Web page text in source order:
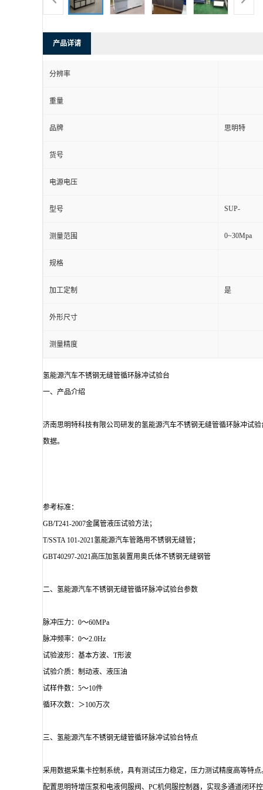
产品详请
分辨率
重量
品牌 思明特
货号
电源电压
型号 SUP-
测量范围 0~30Mpa
规格
加工定制 是
外形尺寸
测量精度
氢能源汽车不锈钢无缝管循环脉冲试验台
一、产品介绍
济南思明特科技有限公司研发的氢能源汽车不锈钢无缝管循环脉冲试
数据。
参考标准：
GB/T241-2007金属管液压试验方法；
T/SSTA 101-2021氢能源汽车管路用不锈钢无缝管；
GBT40297-2021高压加氢装置用奥氏体不锈钢无缝钢管
二、氢能源汽车不锈钢无缝管循环脉冲试验台参数
脉冲压力：0～60MPa
脉冲频率：0～2.0Hz
试验波形：基本方波、T形波
试验介质：制动液、液压油
试样件数：5～10件
循环次数：＞100万次
三、氢能源汽车不锈钢无缝管循环脉冲试验台特点
采用数据采集卡控制系统，具有测试压力稳定，压力测试精度高等特
配置思明特增压泵和电液伺服阀、PC机伺服控制器，实现多通道闭环